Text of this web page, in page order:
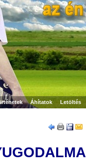
Áhítatok Letöltés